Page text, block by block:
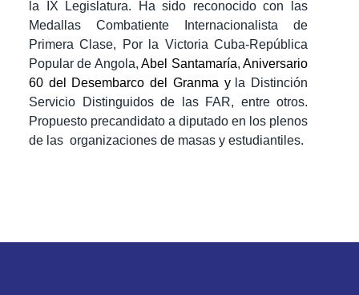
la IX Legislatura. Ha sido reconocido con las
Medallas Combatiente Internacionalista de
Primera Clase, Por la Victoria Cuba-República
Popular de Angola,Abel Santamaría,Aniversario
60 del Desembarco del Granma y la Distinción
Servicio Distinguidos de las FAR, entre otros.
Propuesto precandidato a diputado en los plenos
de las organizaciones de masas y estudiantiles.